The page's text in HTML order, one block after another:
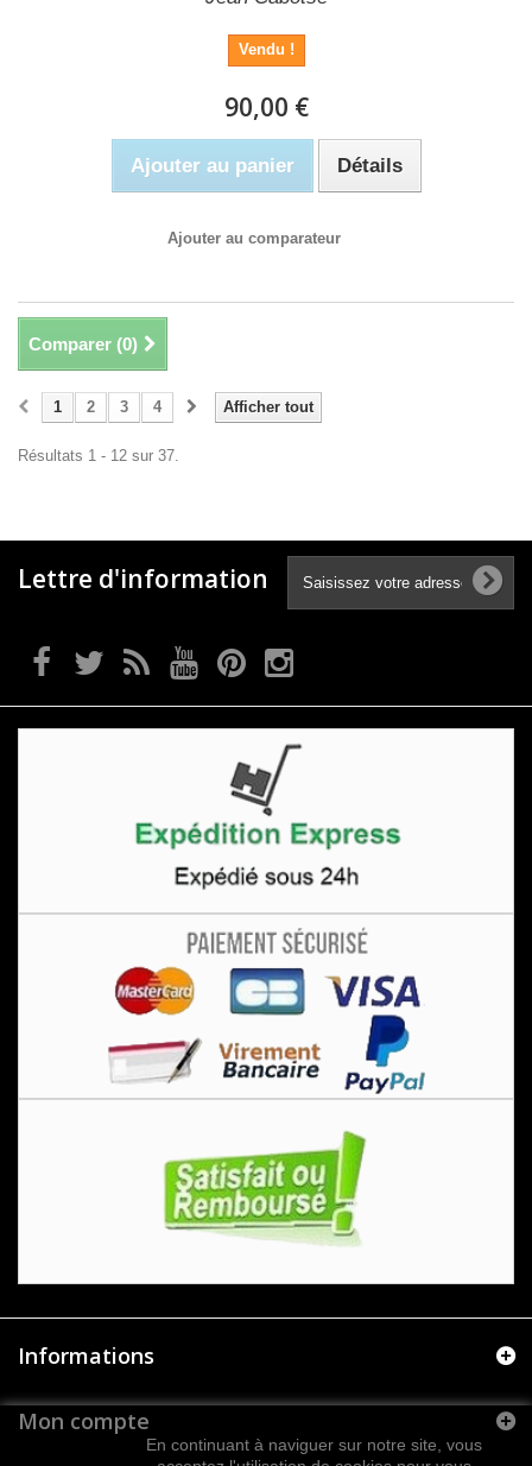
Vendu !
90,00 €
Ajouter au panier Détails
Ajouter au comparateur
Comparer (0)
Afficher tout
1 2 3 4
Résultats 1 - 12 sur 37.
Lettre d'information
Informations
Mon compte
En continuant à naviguer sur notre site, vous